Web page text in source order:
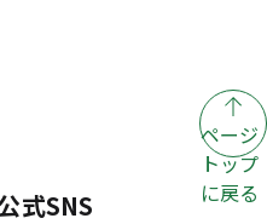
ページ
トップ
に戻る
式SNS